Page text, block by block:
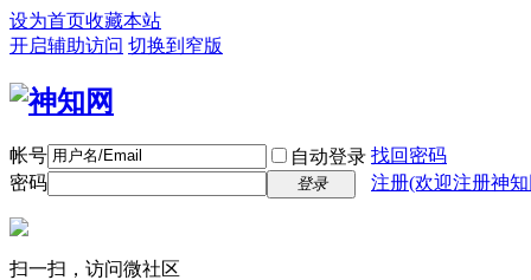
设为首页收藏本站
开启辅助访问 切换到窄版
帐号 自动登录 找回密码
密码
登录 注册(欢迎注册神
扫一扫，访问微社区